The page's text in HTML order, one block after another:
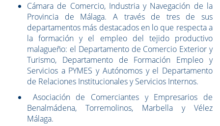
Cámara de Comercio, Industria y Navegación de la
Provincia de Málaga. A través de tres de sus
departamentos más destacados en lo que respecta a
la formación y el empleo del tejido productivo
malagueño: el Departamento de Comercio Exterior y
Turismo, Departamento de Formación Empleo y
Servicios a PYMES y Autónomos y el Departamento
de Relaciones Institucionales y Servicios Internos.
Asociación de Comerciantes y Empresarios de
Benalmádena, Torremolinos, Marbella y Vélez
Málaga.